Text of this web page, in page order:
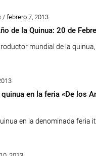
/ febrero 7, 2013
de la Quinua: 20 de
mundial de la
en la feria «De los
en la denominada feria